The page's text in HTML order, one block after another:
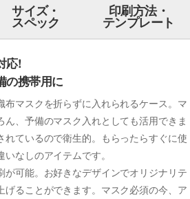
サイズ・
スペック
印刷方法・
テンプレート
応!
の携帯用に
布マスクを折らずに入れられるケース。マ
ん、予備のマスク入れとしても活用できま
れているので衛生的。もらったらすぐに使
なしのアイテムです。
が可能。お好きなデザインでオリジナリテ
げることができます。マスク必須の今、ア